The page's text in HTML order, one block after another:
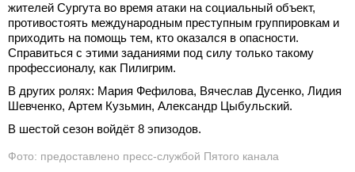
жителей Сургута во время атаки на социальный объект,
противостоять международным преступным группировкам и
приходить на помощь тем, кто оказался в опасности.
Справиться с этими заданиями под силу только такому
профессионалу, как Пилигрим.
В других ролях: Мария Фефилова, Вячеслав Дусенко, Лидия
Шевченко, Артем Кузьмин, Александр Цыбульский.
В шестой сезон войдёт 8 эпизодов.
Фото: предоставлено пресс-службой Пятого канала